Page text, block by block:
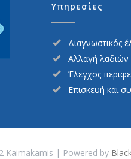
Υπηρεσίες
Διαγνωστικός
Αλλαγή λαδιών
Έλεγχος
Επισκευή και
Kaimakamis | Powered by